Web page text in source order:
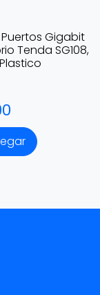
Gigabit
Tenda SG108,